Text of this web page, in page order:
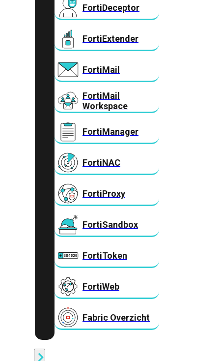
FortiDeceptor
FortiExtender
FortiMail
FortiMail
Workspace
FortiManager
FortiNAC
FortiProxy
FortiSandbox
FortiToken
FortiWeb
Fabric Overzicht